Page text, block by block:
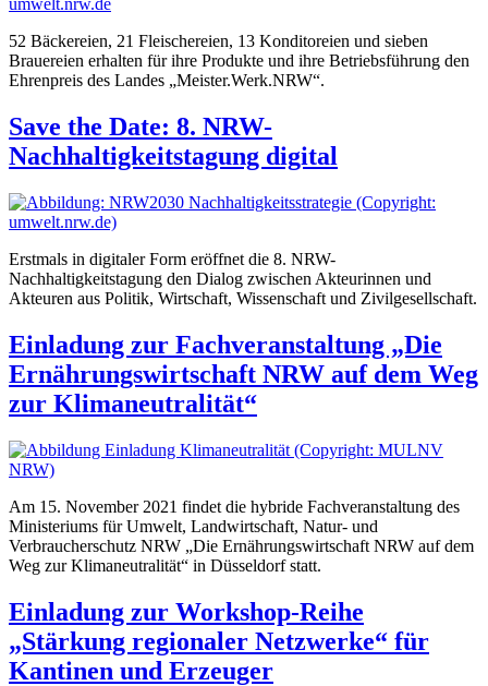
52 Bäckereien, 21 Fleischereien, 13 Konditoreien und sieben
Brauereien erhalten für ihre Produkte und ihre Betriebsführung den
Ehrenpreis des Landes „Meister.Werk.NRW“.
Save the Date: 8. NRW-
Nachhaltigkeitstagung digital
Erstmals in digitaler Form eröffnet die 8. NRW-
Nachhaltigkeitstagung den Dialog zwischen Akteurinnen und
Akteuren aus Politik, Wirtschaft, Wissenschaft und Zivilgesellschaft.
Einladung zur Fachveranstaltung „Die
Ernährungswirtschaft NRW auf dem Weg
zur Klimaneutralität“
Am 15. November 2021 findet die hybride Fachveranstaltung des
Ministeriums für Umwelt, Landwirtschaft, Natur- und
Verbraucherschutz NRW „Die Ernährungswirtschaft NRW auf dem
Weg zur Klimaneutralität“ in Düsseldorf statt.
Einladung zur Workshop-Reihe
„Stärkung regionaler Netzwerke“ für
Kantinen und Erzeuger